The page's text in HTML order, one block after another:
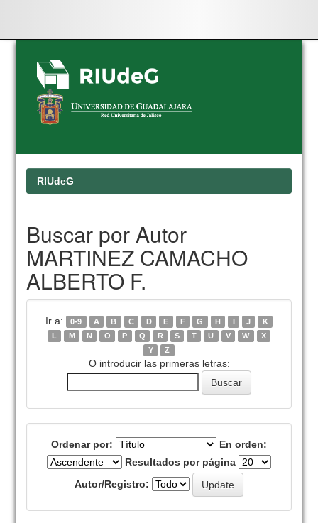
Skip
navigation
RIUdeG
Buscar por Autor
MARTINEZ CAMACHO
ALBERTO F.
Ir a: 0-9 A B C D E F G H I J
K
L
M N O P Q R S T U V W
X
Y
Z
O introducir las primeras letras:
Ordenar por:
En orden:
Resultados por página
Autor/Registro: